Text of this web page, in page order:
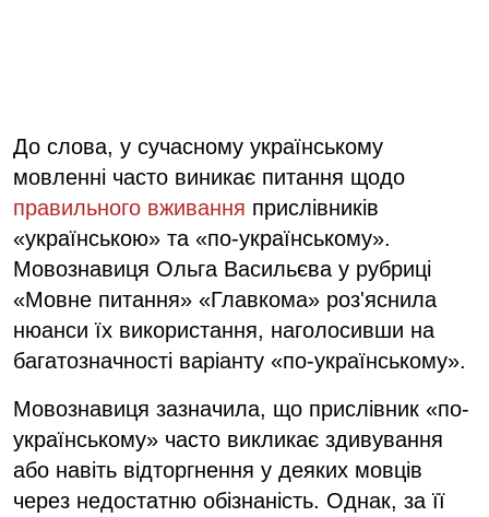
До слова, у сучасному українському
мовленні часто виникає питання щодо
правильного вживання прислівників
«українською» та «по-українському».
Мовознавиця Ольга Васильєва у рубриці
«Мовне питання» «Главкома» роз'яснила
нюанси їх використання, наголосивши на
багатозначності варіанту «по-українському».
Мовознавиця зазначила, що прислівник «по-
українському» часто викликає здивування
або навіть відторгнення у деяких мовців
через недостатню обізнаність. Однак, за її